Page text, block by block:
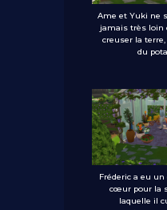
Ame et Yuki ne
jamais très loin
creuser la
du
Fréderic a eu un
cœur pour la
laquelle il